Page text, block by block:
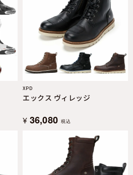
XPD
エックス ヴィレッジ
¥ 36,080 税込